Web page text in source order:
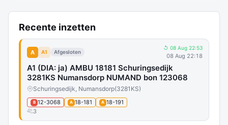
Recente inzetten
A A1 Afgesloten
↺ 08 Aug 22:53
08 Aug 22:18
A1 (DIA: ja) AMBU 18181 Schuringsedijk
3281KS Numansdorp NUMAND bon 123068
Schuringsedijk, Numansdorp(3281KS)
B 12-3068 A 18-181 A 18-191
3